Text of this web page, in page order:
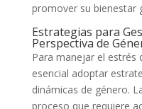
promover su bienestar
Estrategias para
Perspectiva de
Para manejar el estrés
esencial adoptar
dinámicas de género.
proceso que requiere